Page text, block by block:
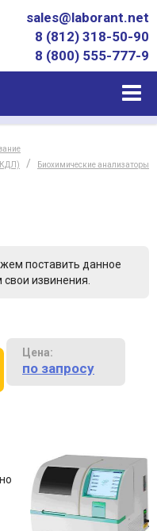
sales@laborant.net
8 (812) 318-50-90
8 (800) 555-777-9
Биохимические анализаторы
поставить данное
извинения.
Цена:
по запросу